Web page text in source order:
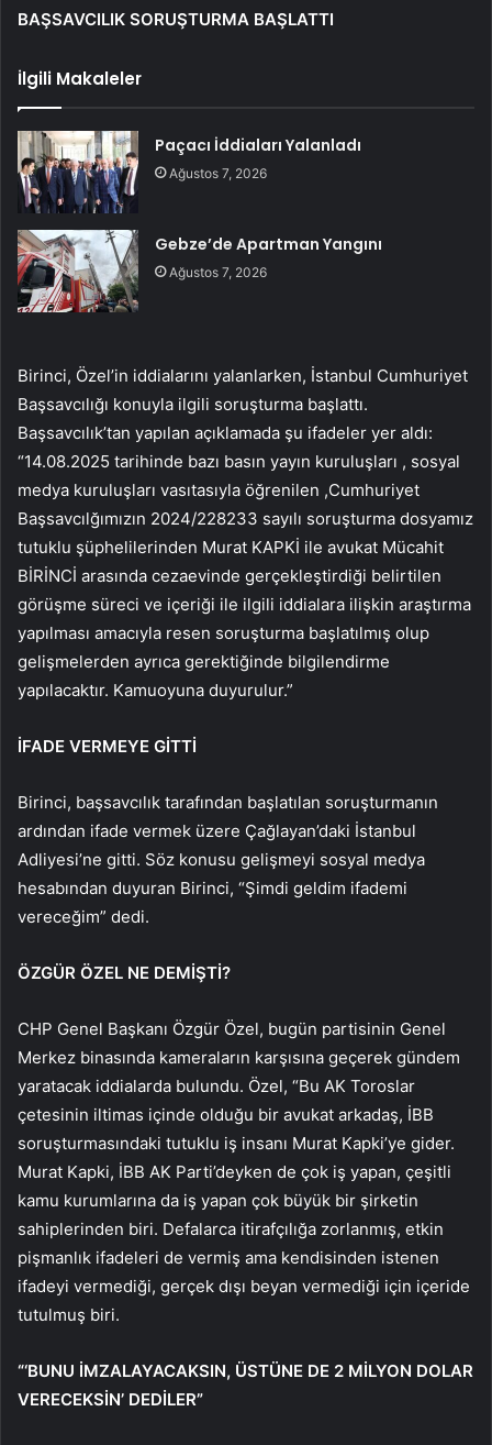
BAŞSAVCILIK SORUŞTURMA BAŞLATTI
İlgili Makaleler
Paçacı İddiaları Yalanladı
Ağustos 7, 2026
Gebze’de Apartman Yangını
Ağustos 7, 2026
Birinci, Özel’in iddialarını yalanlarken, İstanbul Cumhuriyet
Başsavcılığı konuyla ilgili soruşturma başlattı.
Başsavcılık’tan yapılan açıklamada şu ifadeler yer aldı:
“14.08.2025 tarihinde bazı basın yayın kuruluşları , sosyal
medya kuruluşları vasıtasıyla öğrenilen ,Cumhuriyet
Başsavcılğımızın 2024/228233 sayılı soruşturma dosyamız
tutuklu şüphelilerinden Murat KAPKİ ile avukat Mücahit
BİRİNCİ arasında cezaevinde gerçekleştirdiği belirtilen
görüşme süreci ve içeriği ile ilgili iddialara ilişkin araştırma
yapılması amacıyla resen soruşturma başlatılmış olup
gelişmelerden ayrıca gerektiğinde bilgilendirme
yapılacaktır. Kamuoyuna duyurulur.”
İFADE VERMEYE GİTTİ
Birinci, başsavcılık tarafından başlatılan soruşturmanın
ardından ifade vermek üzere Çağlayan’daki İstanbul
Adliyesi’ne gitti. Söz konusu gelişmeyi sosyal medya
hesabından duyuran Birinci, “Şimdi geldim ifademi
vereceğim” dedi.
ÖZGÜR ÖZEL NE DEMİŞTİ?
CHP Genel Başkanı Özgür Özel, bugün partisinin Genel
Merkez binasında kameraların karşısına geçerek gündem
yaratacak iddialarda bulundu. Özel, “Bu AK Toroslar
çetesinin iltimas içinde olduğu bir avukat arkadaş, İBB
soruşturmasındaki tutuklu iş insanı Murat Kapki’ye gider.
Murat Kapki, İBB AK Parti’deyken de çok iş yapan, çeşitli
kamu kurumlarına da iş yapan çok büyük bir şirketin
sahiplerinden biri. Defalarca itirafçılığa zorlanmış, etkin
pişmanlık ifadeleri de vermiş ama kendisinden istenen
ifadeyi vermediği, gerçek dışı beyan vermediği için içeride
tutulmuş biri.
“‘BUNU İMZALAYACAKSIN, ÜSTÜNE DE 2 MİLYON DOLAR
VERECEKSİN’ DEDİLER”